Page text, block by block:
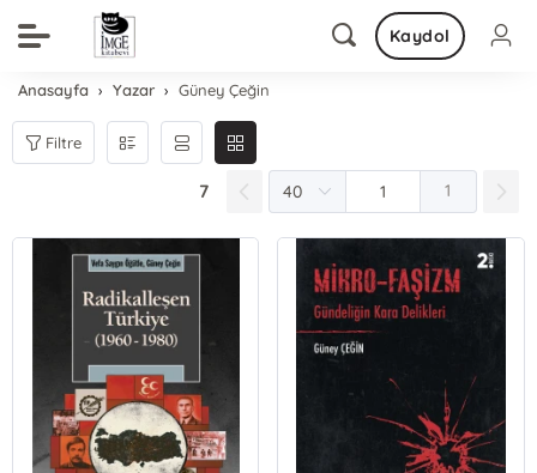
Kaydol
Anasayfa Yazar Güney Çeğin
Filtre
7 1